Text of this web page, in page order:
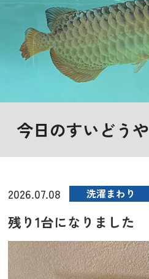
今日のすいどうや
2026.07.08 洗濯まわり
残り1台になりました